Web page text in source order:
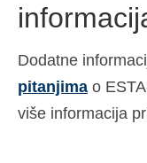
Dodatne
pitanjima o
više informacija